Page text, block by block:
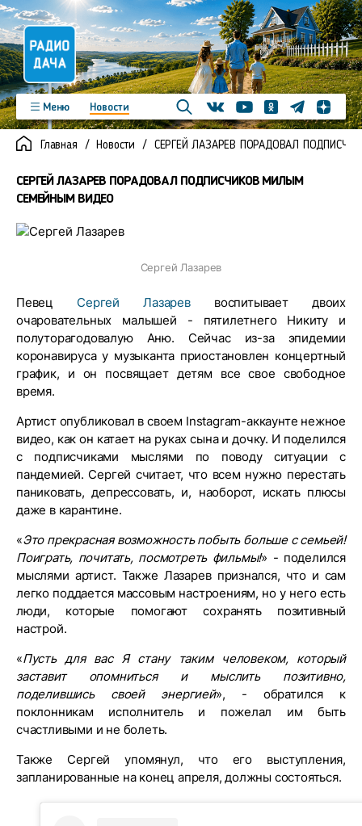
Меню
Новости
Программы
Подкасты
Новинки
Фото
Видео
Реклама
ВконтактеYoutubeОдноклассники
ТелеграмЯндекс
Главная Новости СЕРГЕЙ ЛАЗАРЕВ ПОРАДОВАЛ
СЕРГЕЙ ЛАЗАРЕВ ПОРАДОВАЛ ПОДПИСЧИКОВ МИЛЫМ
СЕМЕЙНЫМ ВИДЕО
Сергей Лазарев
Певец Сергей Лазареввоспитывает двоих
очаровательных малышей - пятилетнего Никиту и
полуторагодовалую Аню. Сейчас из-за эпидемии
коронавируса у музыканта приостановлен концертный
график, и он посвящает детям все свое свободное
время.
Артист опубликовал в своем Instagram-аккаунте нежное
видео, как он катает на руках сына и дочку. И поделился
с подписчиками мыслями по поводу ситуации с
пандемией. Сергей считает, что всем нужно перестать
паниковать, депрессовать, и, наоборот, искать плюсы
даже в карантине.
«Это прекрасная возможность побыть больше с семьей!
Поиграть, почитать, посмотреть фильмы!» - поделился
мыслями артист. Также Лазарев признался, что и сам
легко поддается массовым настроениям, но у него есть
люди, которые помогают сохранять позитивный
настрой.
«Пусть для вас Я стану таким человеком, который
заставит опомниться и мыслить позитивно,
поделившись своей энергией», - обратился к
поклонникам исполнитель и пожелал им быть
счастливыми и не болеть.
Также Сергей упомянул, что его выступления,
запланированные на конец апреля, должны состояться.